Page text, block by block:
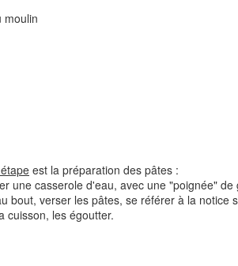
moulin
est la préparation des pâtes :
une casserole d'eau, avec une "poignée" de
bout, verser les pâtes, se référer à la notice
cuisson, les égoutter.